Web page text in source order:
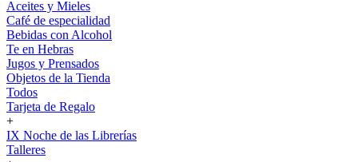
Aceites y Mieles
Café de especialidad
Bebidas con Alcohol
Te en Hebras
Jugos y Prensados
Objetos de la Tienda
Todos
Tarjeta de Regalo
+
IX Noche de las Librerías
Talleres